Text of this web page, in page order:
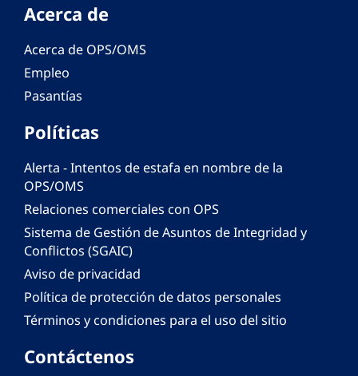
Acerca de
Acerca de OPS/OMS
Empleo
Pasantías
Políticas
Alerta - Intentos de estafa en nombre de la
OPS/OMS
Relaciones comerciales con OPS
Sistema de Gestión de Asuntos de Integridad y
Conflictos (SGAIC)
Aviso de privacidad
Política de protección de datos personales
Términos y condiciones para el uso del sitio
Contáctenos